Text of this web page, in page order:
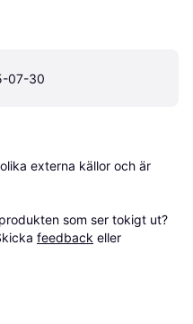
07-30
externa källor och är
som ser tokigt ut?
feedback eller